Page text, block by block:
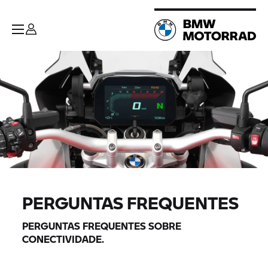
PERGUNTAS FREQUENTES
PERGUNTAS FREQUENTES SOBRE
CONECTIVIDADE.